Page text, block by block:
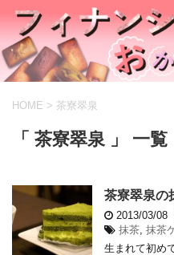
HOME > 茶寮翠泉
「 茶寮翠泉 」 一覧
茶寮翠泉の
2013/03/08
抹茶 抹茶
生まれて初め